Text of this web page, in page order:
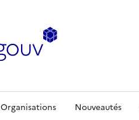
Organisations Nouveautés